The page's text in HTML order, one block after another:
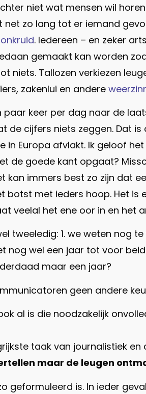
niet wat mensen wil
zo lang tot er iemand
. Iedereen – en zeker
gemaakt kan worden
niets. Tallozen verkiezen
zakenlui en andere
paar keer per dag naar de
de cijfers niets zeggen. Dat
in Europa afvlakt. Ik geloof
de goede kant opgaat?
kan immers best zo zijn dat
botst met ieders hoop. Het
veelal het ene oor in en het
tweeledig: 1. we weten nog
wel een jaar tot voor
maar een jaar?
geen andere
al is die noodzakelijk
taak van journalistiek
maar de leugen
geformuleerd is. In ieder